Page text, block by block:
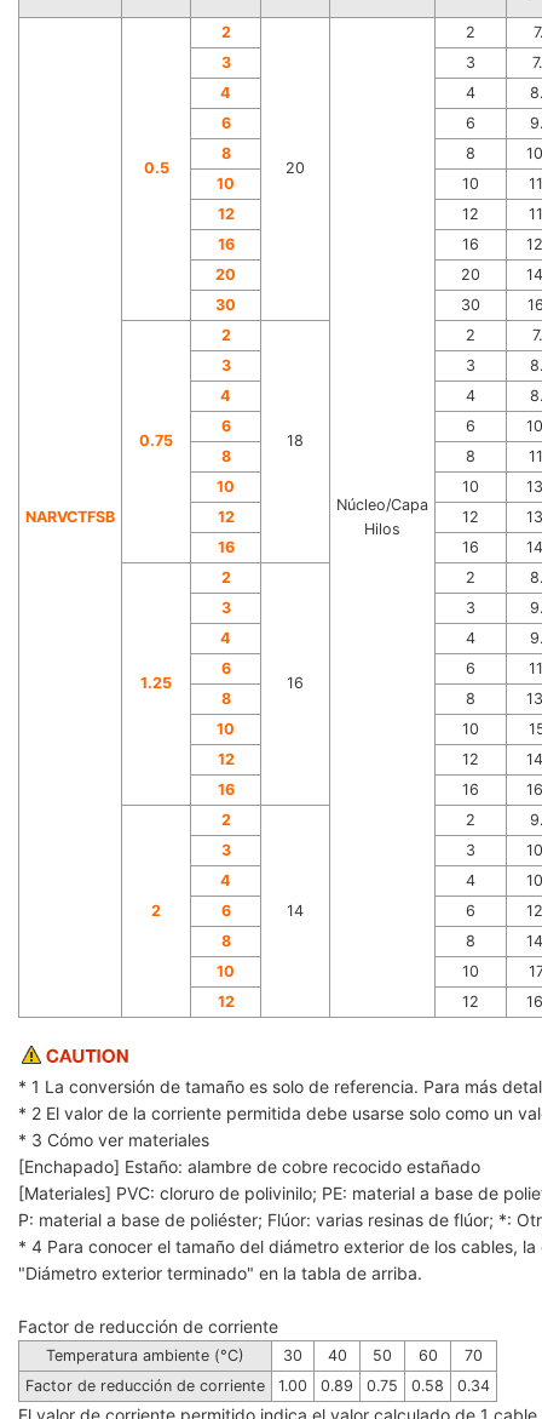
NARVCTFSB
0.5
2
20
Núcleo/Capa
Hilos
2
3
3
4
4
6
6
8
8
10
10
12
12
16
16
20
20
30
30
0.75
2
18
2
3
3
4
4
6
6
8
8
10
10
12
12
16
16
1.25
2
16
2
3
3
4
4
6
6
8
8
10
10
12
12
16
16
2
2
14
2
3
3
4
4
6
6
8
8
10
10
12
12
* 1 La conversión de tamaño es solo de referencia. Para más
* 2 El valor de la corriente permitida debe usarse solo como un
* 3 Cómo ver materiales
[Enchapado] Estaño: alambre de cobre recocido estañado
[Materiales] PVC: cloruro de polivinilo; PE: material a base de
P: material a base de poliéster; Flúor: varias resinas de flúor; *:
* 4 Para conocer el tamaño del diámetro exterior de los cables,
"Diámetro exterior terminado" en la tabla de arriba.
Factor de reducción de corriente
Temperatura ambiente (°C) 30 40 50 60
70
Factor de reducción de corriente
1.00 0.89 0.75 0.58 0.34